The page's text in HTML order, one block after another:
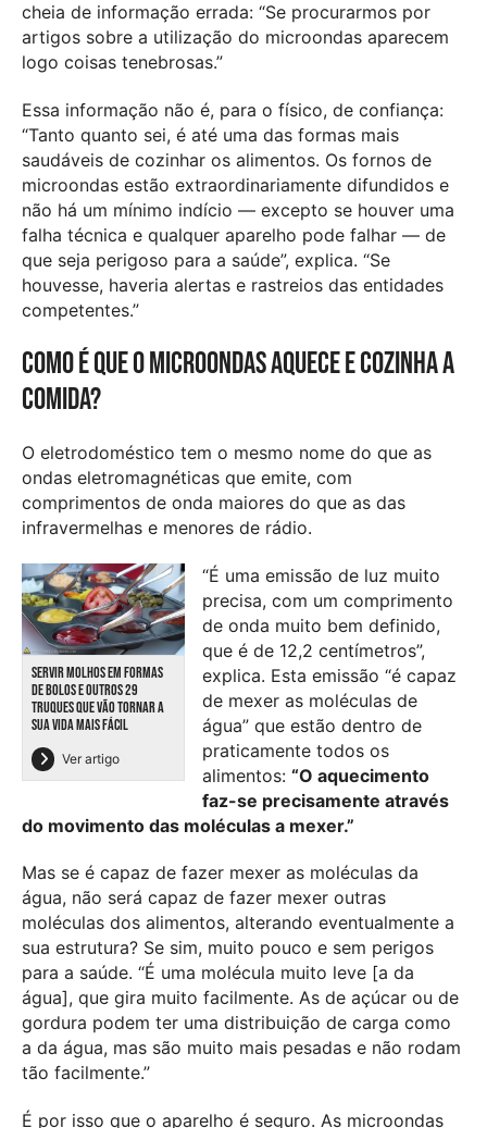
cheia de informação errada: “Se procurarmos por
artigos sobre a utilização do microondas aparecem
logo coisas tenebrosas.”
Essa informação não é, para o físico, de confiança:
“Tanto quanto sei, é até uma das formas mais
saudáveis de cozinhar os alimentos. Os fornos de
microondas estão extraordinariamente difundidos e
não há um mínimo indício — excepto se houver uma
falha técnica e qualquer aparelho pode falhar — de
que seja perigoso para a saúde”, explica. “Se
houvesse, haveria alertas e rastreios das entidades
competentes.”
Como é que o microondas aquece e cozinha a
comida?
O eletrodoméstico tem o mesmo nome do que as
ondas eletromagnéticas que emite, com
comprimentos de onda maiores do que as das
infravermelhas e menores de rádio.
SERVIR MOLHOS EM FORMAS
DE BOLOS E OUTROS 29
TRUQUES QUE VÃO TORNAR A
SUA VIDA MAIS FÁCIL
Ver artigo
“É uma emissão de luz muito
precisa, com um comprimento
de onda muito bem definido,
que é de 12,2 centímetros”,
explica. Esta emissão “é capaz
de mexer as moléculas de
água” que estão dentro de
praticamente todos os
alimentos: “O aquecimento
faz-se precisamente através
do movimento das moléculas a mexer.”
Mas se é capaz de fazer mexer as moléculas da
água, não será capaz de fazer mexer outras
moléculas dos alimentos, alterando eventualmente a
sua estrutura? Se sim, muito pouco e sem perigos
para a saúde. “É uma molécula muito leve [a da
água], que gira muito facilmente. As de açúcar ou de
gordura podem ter uma distribuição de carga como
a da água, mas são muito mais pesadas e não rodam
tão facilmente.”
É por isso que o aparelho é seguro. As microondas